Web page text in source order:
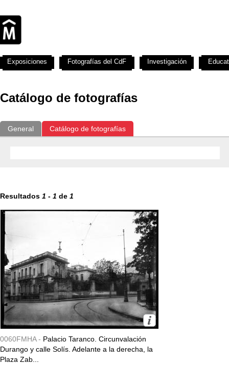
Catálogo de fotografías
General Catálogo de fotografías
Resultados 1 - 1 de 1
0060FMHA - Palacio Taranco. Circunvalación
Durango y calle Solís. Adelante a la derecha, la
Plaza Zab...
Exposiciones Fotografías del CdF Investigación